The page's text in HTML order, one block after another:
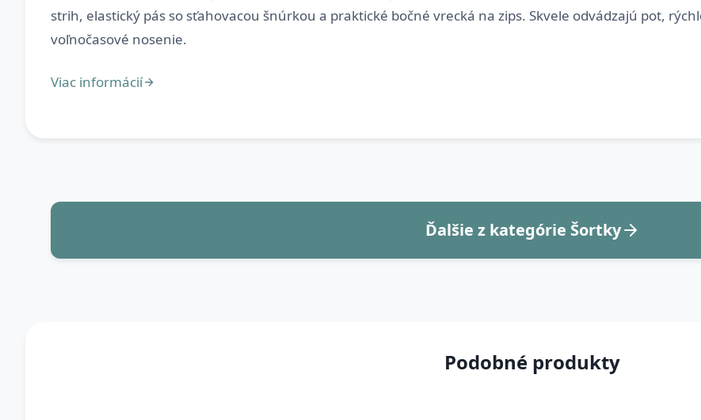
strih, elastický pás so sťahovacou šnúrkou a praktické bočné vrecká na zips. Skvele odvádzajú pot,
Ďalšie z kategórie Šortky
Podobné produkty